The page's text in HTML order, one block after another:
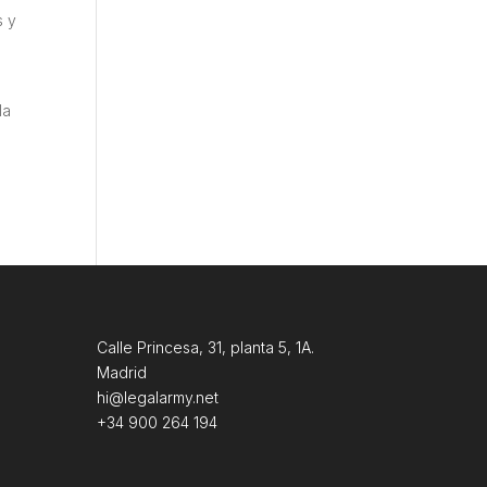
y
Calle Princesa, 31, planta 5, 1A.
Madrid
hi@legalarmy.net
+34 900 264 194